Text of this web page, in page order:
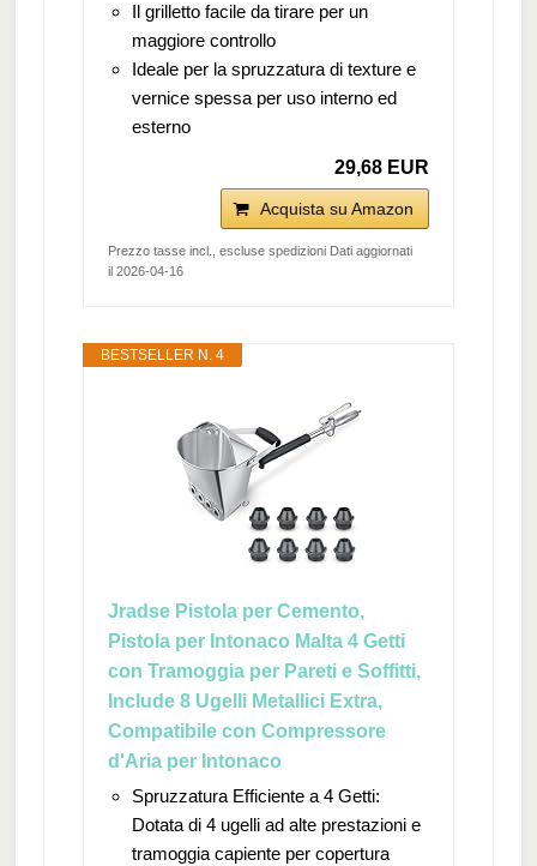
Il grilletto facile da tirare per un
maggiore controllo
Ideale per la spruzzatura di texture e
vernice spessa per uso interno ed
esterno
29,68 EUR
Acquista su Amazon
Prezzo tasse incl., escluse spedizioni Dati aggiornati
il 2026-04-16
BESTSELLER N. 4
Jradse Pistola per Cemento,
Pistola per Intonaco Malta 4 Getti
con Tramoggia per Pareti e Soffitti,
Include 8 Ugelli Metallici Extra,
Compatibile con Compressore
d'Aria per Intonaco
Spruzzatura Efficiente a 4 Getti:
Dotata di 4 ugelli ad alte prestazioni e
tramoggia capiente per copertura